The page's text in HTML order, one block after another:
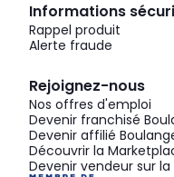
Informations
Rappel produit
Alerte fraude
Rejoignez-nous
Nos offres d'emploi
Devenir franchisé
Devenir affilié
Découvrir la
Devenir vendeur sur